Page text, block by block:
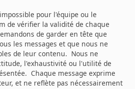
pour l'équipe ou le
de vérifier la validité de chaque
de garder en tête que
les messages et que nous ne
de leur contenu. Nous ne
l'exhaustivité ou l'utilité de
Chaque message exprime
et ne reflète pas nécessairement